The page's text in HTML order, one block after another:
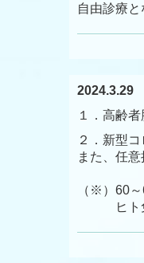
自由診療
2024.3.29
１．高齢
２．新型
また、任
（※）60
ヒト免疫